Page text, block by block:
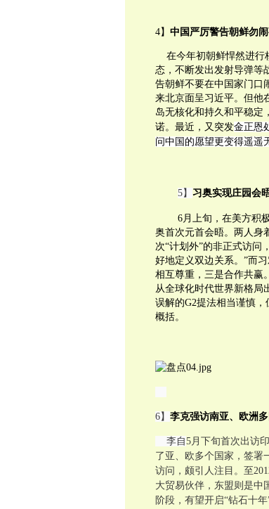
4】 中国严厉警告朝鲜勿
在今年初朝鲜悍然进行
态，不断发出发射导弹等
告朝鲜不要在中国家门口
来北京面呈习近平。但他
岛无核化和持久和平稳定
诺。最近，又突发金正恩
问中国的愿望更变得遥遥
5】 习奥实现庄园会
6月上旬，在美方积
奥首次元首会晤。两人身
次“计划外”的非正式访问
好地定义双边关系。”而
相互尊重，三是合作共赢
从全球化时代世界新格局
误解的G2提法相当谨慎
概括。
6】 李克强访南亚、欧洲
李自5月下旬首次出访
了亚、欧多个国家，签署
访问，颇引人注目。 至
大贸易伙伴，东盟则是中
阶段， 有望开启“钻石十年